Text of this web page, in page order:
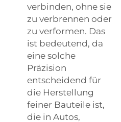
verbinden, ohne sie
zu verbrennen oder
zu verformen. Das
ist bedeutend, da
eine solche
Präzision
entscheidend für
die Herstellung
feiner Bauteile ist,
die in Autos,